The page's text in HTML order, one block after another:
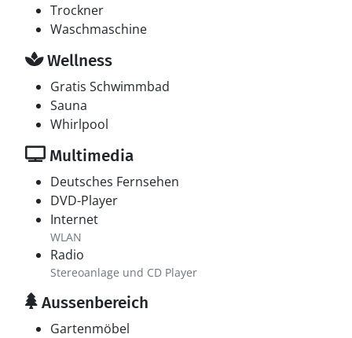
Trockner
Waschmaschine
Wellness
Gratis Schwimmbad
Sauna
Whirlpool
Multimedia
Deutsches Fernsehen
DVD-Player
Internet
WLAN
Radio
Stereoanlage und CD Player
Aussenbereich
Gartenmöbel